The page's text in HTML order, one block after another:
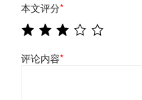
本文评分*
评论内容*